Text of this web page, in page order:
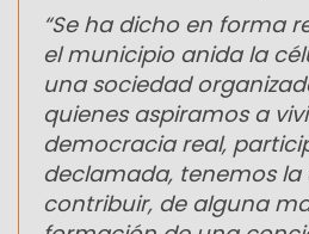
“Se ha dicho en forma
el municipio anida la
una sociedad
quienes aspiramos a
democracia real,
declamada, tenemos
contribuir, de alguna